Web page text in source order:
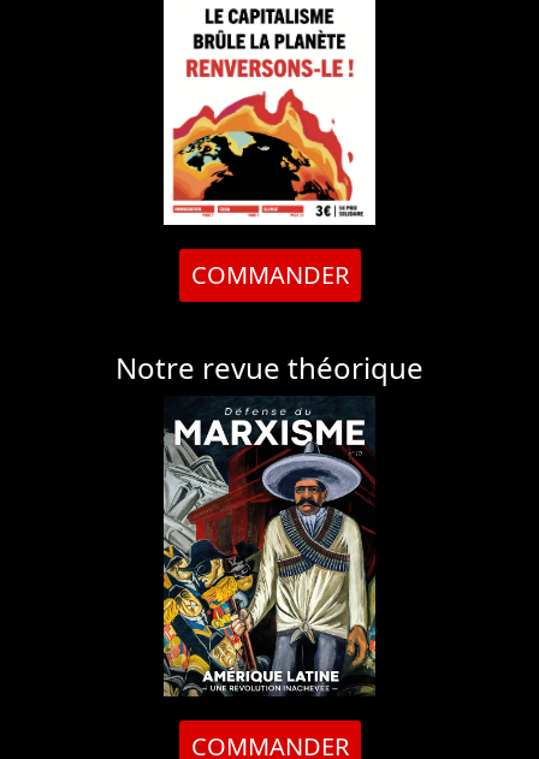
COMMANDER
Notre revue théorique
COMMANDER